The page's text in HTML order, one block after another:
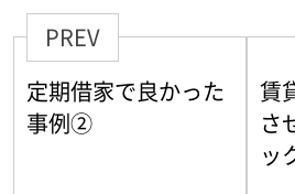
PREV
定期借家で良かった
事例②
賃
さ
ッ